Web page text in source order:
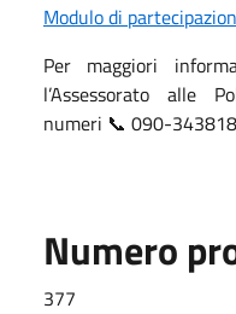
Modulo di
Per maggiori
l’Assessorato alle
numeri 📞 090-
Numero
377